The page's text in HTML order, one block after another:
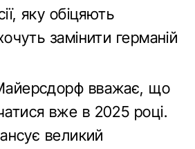
яку обіцяють
замінити германій
вважає, що
вже в 2025 році.
великий